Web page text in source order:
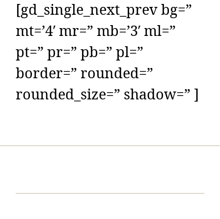
[gd_single_next_prev bg=”
mt=’4′ mr=” mb=’3′ ml=”
pt=” pr=” pb=” pl=”
border=” rounded=”
rounded_size=” shadow=” ]